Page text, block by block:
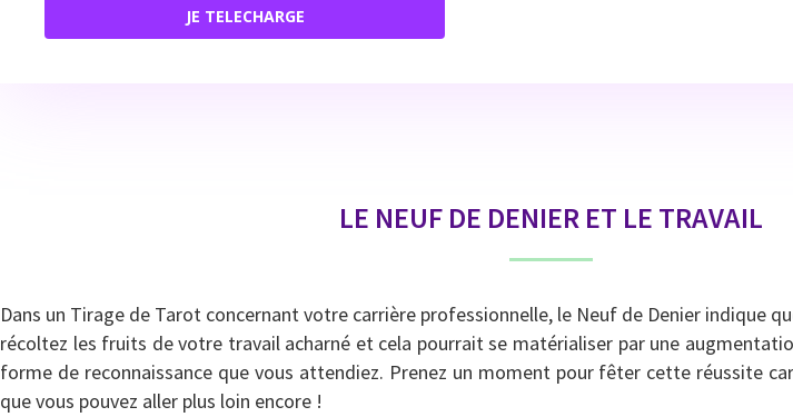
JE TELECHARGE
LE NEUF DE DENIER ET LE TRAVAIL
Dans un Tirage de Tarot concernant votre carrière professionnelle, le Neuf de Denier indique
récoltez les fruits de votre travail acharné et cela pourrait se matérialiser par une
forme de reconnaissance que vous attendiez. Prenez un moment pour fêter cette réussite
que vous pouvez aller plus loin encore !